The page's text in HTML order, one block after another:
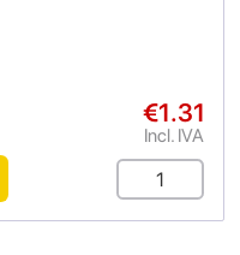
€1.31
Incl. IVA